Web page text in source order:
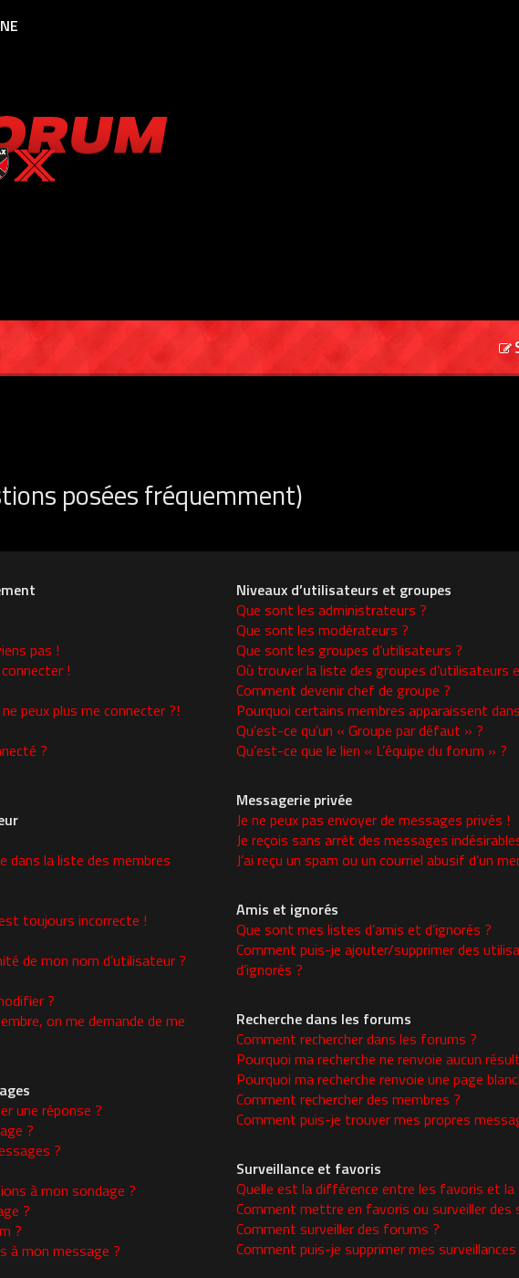
posées fréquemment)
pas !
!
peux plus me connecter ?!
?
dans la liste des membres
toujours incorrecte !
de mon nom d’utilisateur ?
?
on me demande de me
une réponse ?
?
?
à mon sondage ?
?
?
à mon message ?
Niveaux d’utilisateurs et groupes
Que sont les administrateurs ?
Que sont les modérateurs ?
Que sont les groupes d’utilisateurs ?
Où trouver la liste des groupes d’utilisateurs
Comment devenir chef de groupe ?
Pourquoi certains membres apparaissent
Qu’est-ce qu’un « Groupe par défaut » ?
Qu’est-ce que le lien « L’équipe du forum » ?
Messagerie privée
Je ne peux pas envoyer de messages privés !
Je reçois sans arrêt des messages
J’ai reçu un spam ou un courriel abusif d’un
Amis et ignorés
Que sont mes listes d’amis et d’ignorés ?
Comment puis-je ajouter/supprimer des
d’ignorés ?
Recherche dans les forums
Comment rechercher dans les forums ?
Pourquoi ma recherche ne renvoie aucun
Pourquoi ma recherche renvoie une page
Comment rechercher des membres ?
Comment puis-je trouver mes propres
Surveillance et favoris
Quelle est la différence entre les favoris et la
Comment mettre en favoris ou surveiller des
Comment surveiller des forums ?
Comment puis-je supprimer mes